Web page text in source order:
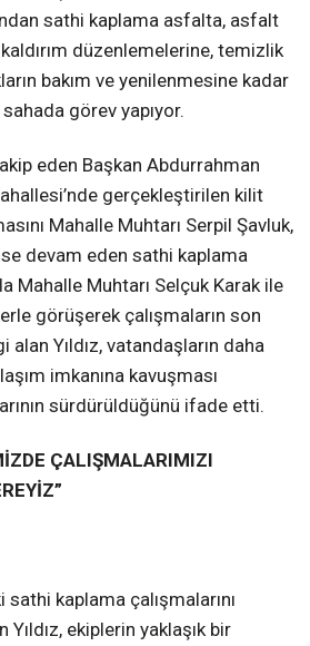
sathi kaplama asfalta, asfalt
düzenlemelerine, temizlik
bakım ve yenilenmesine kadar
görev yapıyor.
eden Başkan Abdurrahman
gerçekleştirilen kilit
Mahalle Muhtarı Serpil Şavluk,
devam eden sathi kaplama
Mahalle Muhtarı Selçuk Karak ile
görüşerek çalışmaların son
alan Yıldız, vatandaşların daha
imkanına kavuşması
sürdürüldüğünü ifade etti.
ÇALIŞMALARIMIZI
sathi kaplama çalışmalarını
ekiplerin yaklaşık bir